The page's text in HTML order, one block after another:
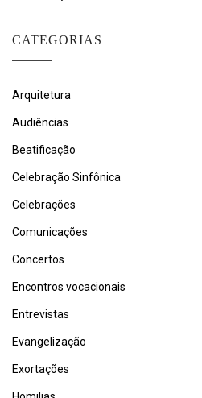
CATEGORIAS
Arquitetura
Audiências
Beatificação
Celebração Sinfônica
Celebrações
Comunicações
Concertos
Encontros vocacionais
Entrevistas
Evangelização
Exortações